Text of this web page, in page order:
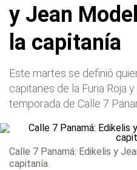
y Jean
la capitanía
Este martes se definió
capitanes de la Furia Roja
temporada de Calle 7
Calle 7 Panamá: Edikelis y
capitanía.